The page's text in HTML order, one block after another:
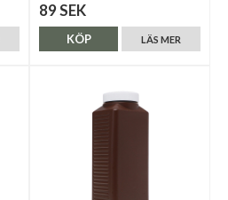
89 SEK
LÄS MER
KÖP